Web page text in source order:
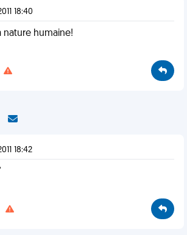
18:40
nature humaine!
18:42